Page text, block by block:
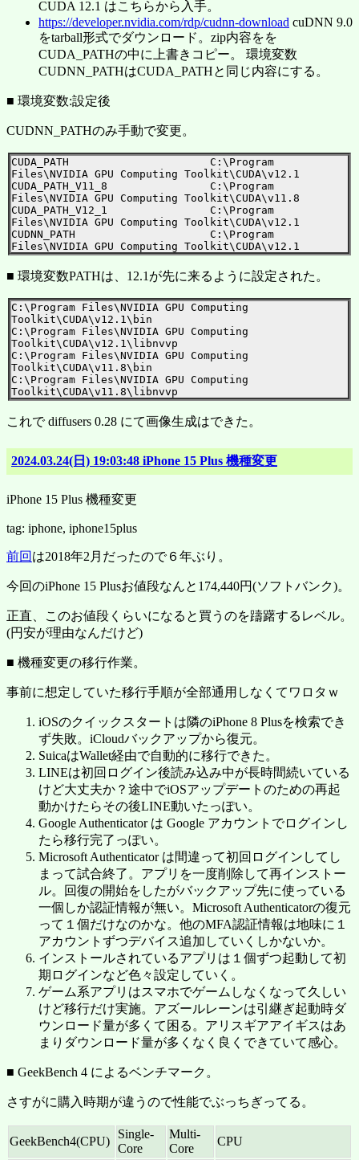
CUDA 12.1 はこちらから入手。
https://developer.nvidia.com/rdp/cudnn-download cuDNN 9.0
をtarball形式でダウンロード。zip内容をを
CUDA_PATHの中に上書きコピー。 環境変数
CUDNN_PATHはCUDA_PATHと同じ内容にする。
■ 環境変数:設定後
CUDNN_PATHのみ手動で変更。
CUDA_PATH                      C:\Program
Files\NVIDIA GPU Computing Toolkit\CUDA\v12.1
CUDA_PATH_V11_8                C:\Program
Files\NVIDIA GPU Computing Toolkit\CUDA\v11.8
CUDA_PATH_V12_1                C:\Program
Files\NVIDIA GPU Computing Toolkit\CUDA\v12.1
CUDNN_PATH                     C:\Program
■ 環境変数PATHは、12.1が先に来るように設定された。
C:\Program Files\NVIDIA GPU Computing
Toolkit\CUDA\v12.1\bin
C:\Program Files\NVIDIA GPU Computing
Toolkit\CUDA\v12.1\libnvvp
C:\Program Files\NVIDIA GPU Computing
Toolkit\CUDA\v11.8\bin
C:\Program Files\NVIDIA GPU Computing
これで diffusers 0.28 にて画像生成はできた。
2024.03.24(日) 19:03:48 iPhone 15 Plus 機種変更
iPhone 15 Plus 機種変更
tag: iphone, iphone15plus
前回 は2018年2月だったので６年ぶり。
今回のiPhone 15 Plusお値段なんと174,440円(ソフトバンク)。
正直、このお値段くらいになると買うのを躊躇するレベル。
(円安が理由なんだけど)
■ 機種変更の移行作業。
事前に想定していた移行手順が全部通用しなくてワロタｗ
iOSのクイックスタートは隣のiPhone 8 Plusを検索でき
ず失敗。iCloudバックアップから復元。
SuicaはWallet経由で自動的に移行できた。
LINEは初回ログイン後読み込み中が長時間続いている
けど大丈夫か？途中でiOSアップデートのための再起
動かけたらその後LINE動いたっぽい。
Google Authenticator は Google アカウントでログインし
たら移行完了っぽい。
Microsoft Authenticator は間違って初回ログインしてし
まって試合終了。アプリを一度削除して再インストー
ル。回復の開始をしたがバックアップ先に使っている
一個しか認証情報が無い。Microsoft Authenticatorの復元
って１個だけなのかな。他のMFA認証情報は地味に１
アカウントずつデバイス追加していくしかないか。
インストールされているアプリは１個ずつ起動して初
期ログインなど色々設定していく。
ゲーム系アプリはスマホでゲームしなくなって久しい
けど移行だけ実施。アズールレーンは引継ぎ起動時ダ
ウンロード量が多くて困る。アリスギアアイギスはあ
まりダウンロード量が多くなく良くできていて感心。
■ GeekBench 4 によるベンチマーク。
さすがに購入時期が違うので性能でぶっちぎってる。
GeekBench4(CPU)
Single-
Core
Multi-
Core
CPU